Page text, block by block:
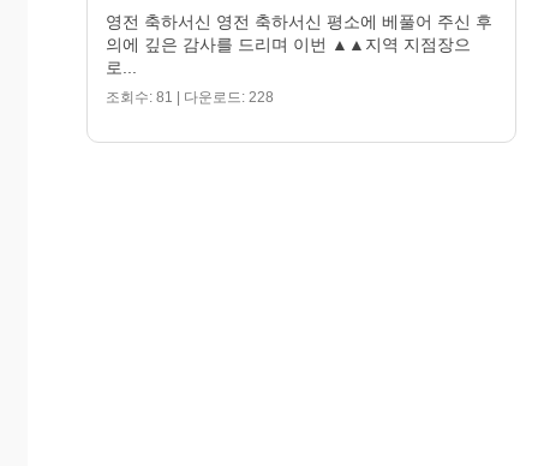
영전 축하서신 영전 축하서신 평소에 베풀어 주신 후
의에 깊은 감사를 드리며 이번 ▲▲지역 지점장으
로...
조회수: 81 | 다운로드: 228